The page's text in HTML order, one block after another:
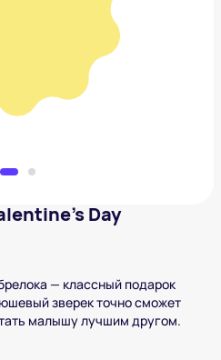
Valentine's Day
Day
— классный подарок
зверек точно сможет
малышу лучшим другом.